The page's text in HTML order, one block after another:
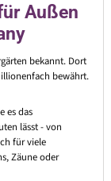
Außen
bekannt. Dort
bewährt.
es das
lässt - von
für viele
Zäune oder